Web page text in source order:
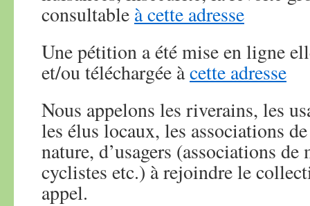
consultable à cette adresse
Une pétition a été mise en ligne
et/ou téléchargée àcette adresse
Nous appelons les riverains, les
les élus locaux, les associations
nature, d’usagers (associations de
cyclistes etc.) à rejoindre le
appel.